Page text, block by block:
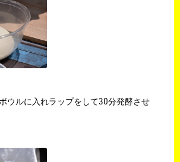
ウルに入れラップをして30分発酵させ